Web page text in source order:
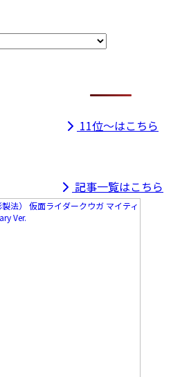
11位～はこちら
記事一覧はこちら